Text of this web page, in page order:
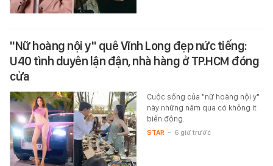
"Nữ hoàng nội y" quê Vĩnh Long đẹp nức tiếng:
U40 tình duyên lận đận, nhà hàng ở TP.HCM đóng
cửa
Cuộc sống của "nữ hoàng nội y"
này những năm qua có không ít
biến động.
STAR - 6 giờ trước